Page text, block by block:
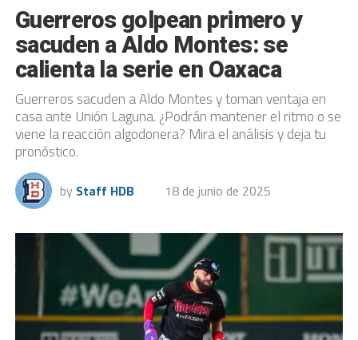
Guerreros golpean primero y
sacuden a Aldo Montes: se
calienta la serie en Oaxaca
Guerreros sacuden a Aldo Montes y toman ventaja en
casa ante Unión Laguna. ¿Podrán mantener el ritmo o se
viene la reacción algodonera? Mira el análisis y deja tu
pronóstico.
by Staff HDB 18 de junio de 2025